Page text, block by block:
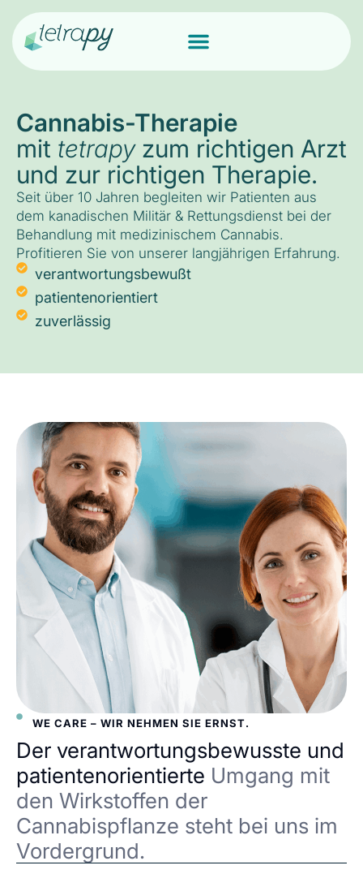
Cannabis-Therapie
mit tetrapyzum richtigen Arzt
und zur richtigen Therapie.
Seit über 10 Jahren begleiten wir Patienten aus
dem kanadischen Militär & Rettungsdienst bei der
Behandlung mit medizinischem Cannabis.
Profitieren Sie von unserer langjährigen Erfahrung.
verantwortungsbewußt
patientenorientiert
zuverlässig
WE CARE – WIR NEHMEN SIE ERNST.
Der verantwortungsbewusste und
patientenorientierte Umgang mit
den Wirkstoffen der
Cannabispflanze steht bei uns im
Vordergrund.